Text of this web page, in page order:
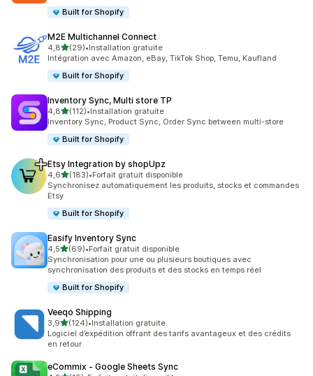
Built for Shopify
M2E Multichannel Connect
4,8étoile(s) sur 5
(29)
29 avis au total
•Installation gratuite
Intégration avec Amazon, eBay, TikTok Shop, Temu, Kaufland
Built for Shopify
Inventory Sync, Multi store TP
4,8étoile(s) sur 5
(112)
112 avis au total
•Installation gratuite
Inventory Sync, Product Sync, Order Sync between multi-store
Built for Shopify
Etsy Integration by shopUpz
4,6étoile(s) sur 5
(183)
183 avis au total
•Forfait gratuit disponible
Synchronisez automatiquement les produits, stocks et commandes
Etsy
Built for Shopify
Easify Inventory Sync
4,5étoile(s) sur 5
(69)
69 avis au total
•Forfait gratuit disponible
Synchronisation pour une ou plusieurs boutiques avec
synchronisation des produits et des stocks en temps réel
Built for Shopify
Veeqo Shipping
3,9étoile(s) sur 5
(124)
124 avis au total
•Installation gratuite
Logiciel d’expédition offrant des tarifs avantageux et des crédits
en retour
eCommix ‑ Google Sheets Sync